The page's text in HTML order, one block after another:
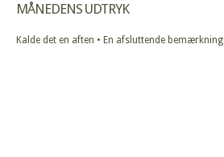
MÅNEDENS UDTRYK
Kalde det en aften • En afsluttende bemærkning